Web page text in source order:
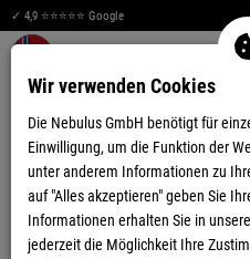
✓ 4,9 ⭐⭐⭐⭐⭐ Google
Wir verwenden Cookies
Die Nebulus GmbH benötigt für
Einwilligung, um die Funktion der
unter anderem Informationen zu
auf "Alles akzeptieren" geben Sie
Informationen erhalten Sie in
jederzeit die Möglichkeit Ihre